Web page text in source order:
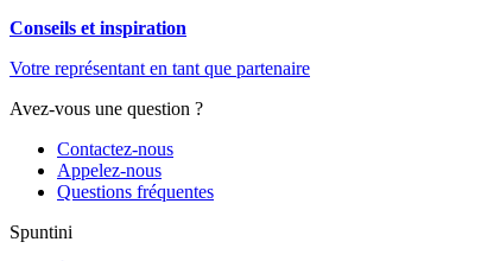
Conseils et inspiration
Votre représentant en tant que partenaire
Avez-vous une question ?
Contactez-nous
Appelez-nous
Questions fréquentes
Spuntini